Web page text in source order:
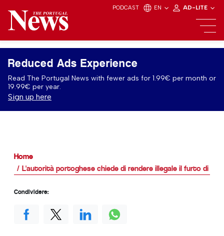
PODCAST EN AD-LITE
Reduced Ads Experience
Read The Portugal News with fewer ads for 1.99€ per month or
19.99€ per year.
Sign up here
Home
L'autorità portoghese chiede di rendere illegale il furto di
Condividere: